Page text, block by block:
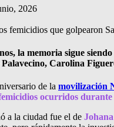
2026
la memoria sigue
Carolina
de la movilización
ocurridos
a la ciudad fue el de